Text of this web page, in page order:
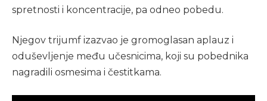
spretnosti i koncentracije, pa odneo pobedu.
Njegov trijumf izazvao je gromoglasan aplauz i
oduševljenje među učesnicima, koji su pobednika
nagradili osmesima i čestitkama.